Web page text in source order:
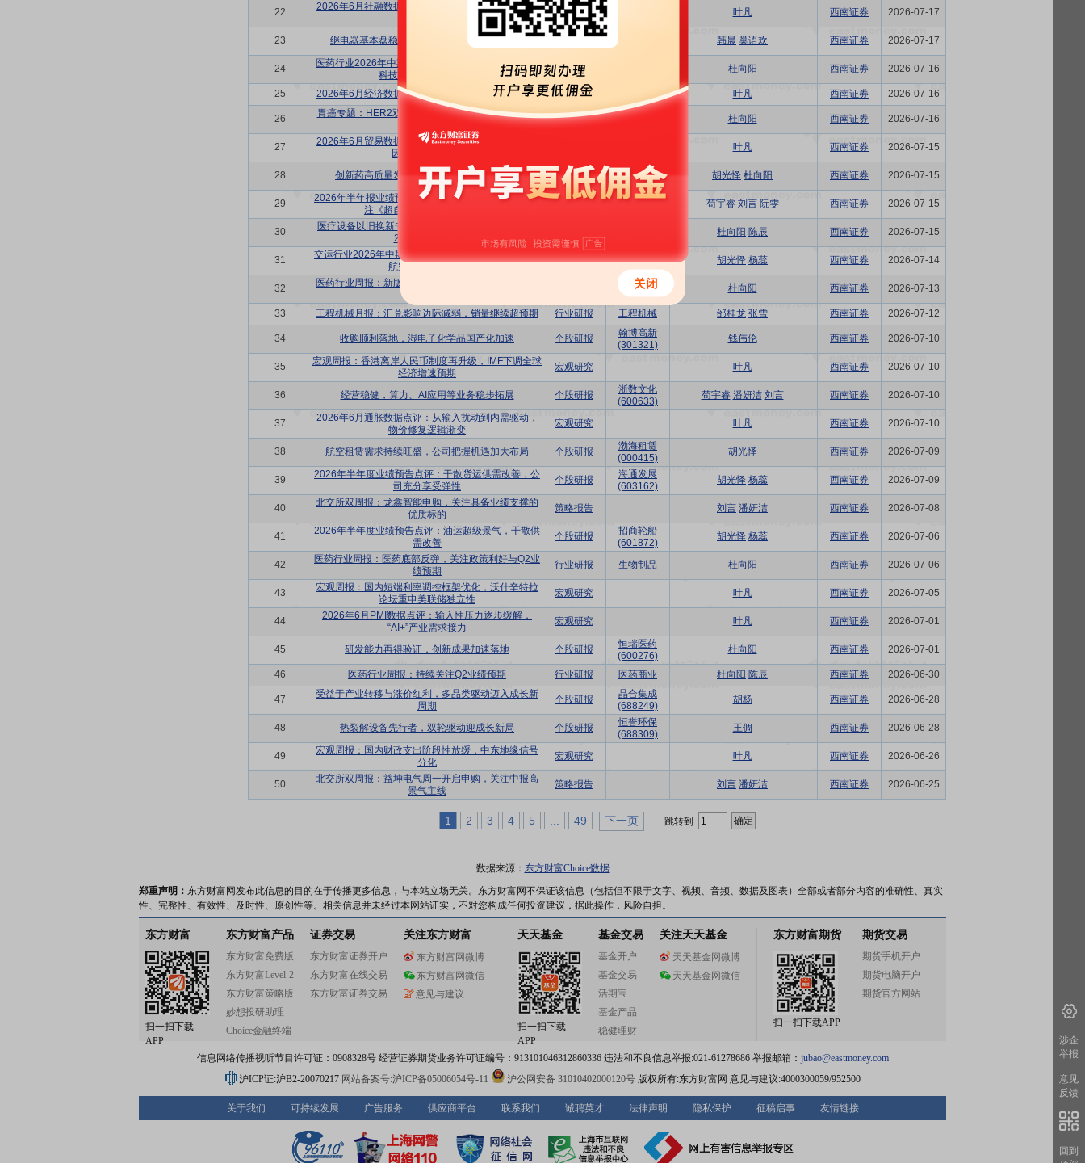
22
2026年6月社融数据点评：信贷减量提质，深耕内涵
宏观研究 叶凡 西南证券 2026-07-17
23 继电器基本盘稳固，新能源业务驱动成长加速 个股研报 韩晨 巢语欢 西南证券 2026-07-17
24
医药行业2026年中期投资策略：医药K型分化，关注
科技主题、出海、红利
行业研报 杜向阳 西南证券 2026-07-16
25 2026年6月经济数据点评：分化格局下的经济新支点 宏观研究 叶凡 西南证券 2026-07-16
26
胃癌专题：HER2双抗、ADC大放异彩，CLDN18.2
行业研报 医疗服务 杜向阳 西南证券 2026-07-16
27
2026年6月贸易数据点评：外贸高增底色不变，驱动
因素由“量”转“价”
叶凡 西南证券 2026-07-15
28 创新药高质量发展，需求复苏公司订单增加 个股研报
普蕊斯
(301257)
胡光怿 杜向阳 西南证券 2026-07-15
29
2026年半年报业绩预告点评：业绩预告符合预期，关
注《超自然行动组》暑期表现
巨人网络
苟宇睿 刘言 阮雯 西南证券 2026-07-15
30
医疗设备以旧换新专题系列七：6月数据同比+8%，
26H1同比-13%
杜向阳 陈辰 西南证券 2026-07-15
31
交运行业2026年中期投资策略：静待地缘冲突化解，
航空航运需求释放
行业研报 铁路公路 胡光怿 杨蕊 西南证券 2026-07-14
32
医药行业周报：新版基药目录落地，医药板块震荡上
生物制品 杜向阳 西南证券 2026-07-13
33 工程机械月报：汇兑影响边际减弱，销量继续超预期 行业研报 工程机械 邰桂龙 张雪 西南证券 2026-07-12
34 收购顺利落地，湿电子化学品国产化加速 个股研报
翰博高新
(301321)
钱伟伦 西南证券 2026-07-10
35
宏观周报：香港离岸人民币制度再升级，IMF下调全球
经济增速预期
宏观研究 叶凡 西南证券 2026-07-10
36 经营稳健，算力、AI应用等业务稳步拓展 个股研报
浙数文化
(600633)
苟宇睿 潘妍洁 刘言 西南证券 2026-07-10
37
2026年6月通胀数据点评：从输入扰动到内需驱动，
物价修复逻辑渐变
宏观研究 叶凡 西南证券 2026-07-10
38 航空租赁需求持续旺盛，公司把握机遇加大布局 个股研报
渤海租赁
(000415)
胡光怿 西南证券 2026-07-09
39
2026年半年度业绩预告点评：干散货运供需改善，公
司充分享受弹性
个股研报
海通发展
(603162)
胡光怿 杨蕊 西南证券 2026-07-09
40
北交所双周报：龙鑫智能申购，关注具备业绩支撑的
优质标的
策略报告 刘言 潘妍洁 西南证券 2026-07-08
41
2026年半年度业绩预告点评：油运超级景气，干散供
需改善
个股研报
招商轮船
(601872)
胡光怿 杨蕊 西南证券 2026-07-06
42
医药行业周报：医药底部反弹，关注政策利好与Q2业
绩预期
行业研报 生物制品 杜向阳 西南证券 2026-07-06
43
宏观周报：国内短端利率调控框架优化，沃什辛特拉
论坛重申美联储独立性
宏观研究 叶凡 西南证券 2026-07-05
44
2026年6月PMI数据点评：输入性压力逐步缓解，
“AI+”产业需求接力
宏观研究 叶凡 西南证券 2026-07-01
45 研发能力再得验证，创新成果加速落地 个股研报
恒瑞医药
(600276)
杜向阳 西南证券 2026-07-01
46 医药行业周报：持续关注Q2业绩预期 行业研报 医药商业 杜向阳 陈辰 西南证券 2026-06-30
47
受益于产业转移与涨价红利，多品类驱动迈入成长新
周期
个股研报
晶合集成
(688249)
胡杨 西南证券 2026-06-28
48 热裂解设备先行者，双轮驱动迎成长新局 个股研报
恒誉环保
(688309)
王倜 西南证券 2026-06-28
49
宏观周报：国内财政支出阶段性放缓，中东地缘信号
分化
宏观研究 叶凡 西南证券 2026-06-26
50
北交所双周报：益坤电气周一开启申购，关注中报高
景气主线
策略报告 刘言 潘妍洁 西南证券 2026-06-25
1 2 3 4 5 49 下一页 跳转到
数据来源： 东方财富Choice数据
郑重声明： 东方财富网发布此信息的目的在于传播更多信息，与本站立场无关。东方财富网不保证该信息（包括但不限于文字、视频、音频、数据及图表）全部或者部分内容的准确性、真实
性、完整性、有效性、及时性、原创性等。相关信息并未经过本网站证实，不对您构成任何投资建议，据此操作，风险自担。
东方财富
扫一扫下载
APP
东方财富产品
东方财富免费版
东方财富Level-2
东方财富策略版
妙想投研助理
Choice金融终端
证券交易
东方财富证券开户
东方财富在线交易
东方财富证券交易
关注东方财富
东方财富网微博
东方财富网微信
意见与建议
天天基金
扫一扫下载
APP
基金交易
基金开户
基金交易
活期宝
基金产品
稳健理财
关注天天基金
天天基金网微博
天天基金网微信
东方财富期货
扫一扫下载APP
期货交易
期货手机开户
期货电脑开户
期货官方网站
信息网络传播视听节目许可证：0908328号 经营证券期货业务许可证编号：913101046312860336 违法和不良信息举报:021-61278686 举报邮箱： jubao@eastmoney.com
沪ICP证:沪B2-20070217 网站备案号:沪ICP备05006054号-11 沪公网安备 31010402000120号版权所有:东方财富网 意见与建议:4000300059/952500
关于我们 可持续发展 广告服务 供应商平台 联系我们 诚聘英才 法律声明 隐私保护 征稿启事 友情链接
涉企
举报
意见
反馈
回到